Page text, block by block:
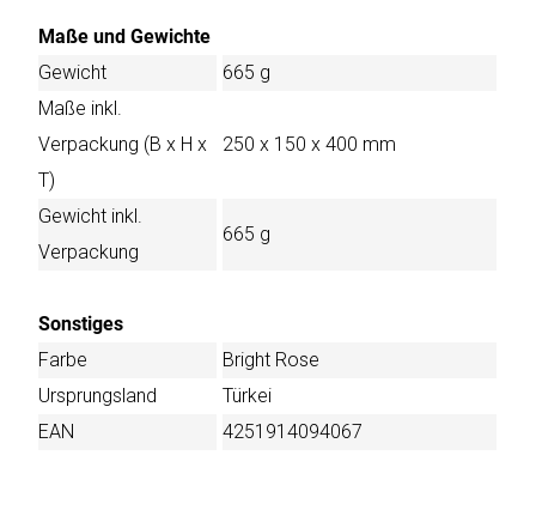
Maße und Gewichte
Gewicht
665 g
Maße inkl.
Verpackung (B x H x
T)
250 x 150 x 400 mm
Gewicht inkl.
Verpackung
665 g
Sonstiges
Farbe
Bright Rose
Ursprungsland
Türkei
EAN
4251914094067